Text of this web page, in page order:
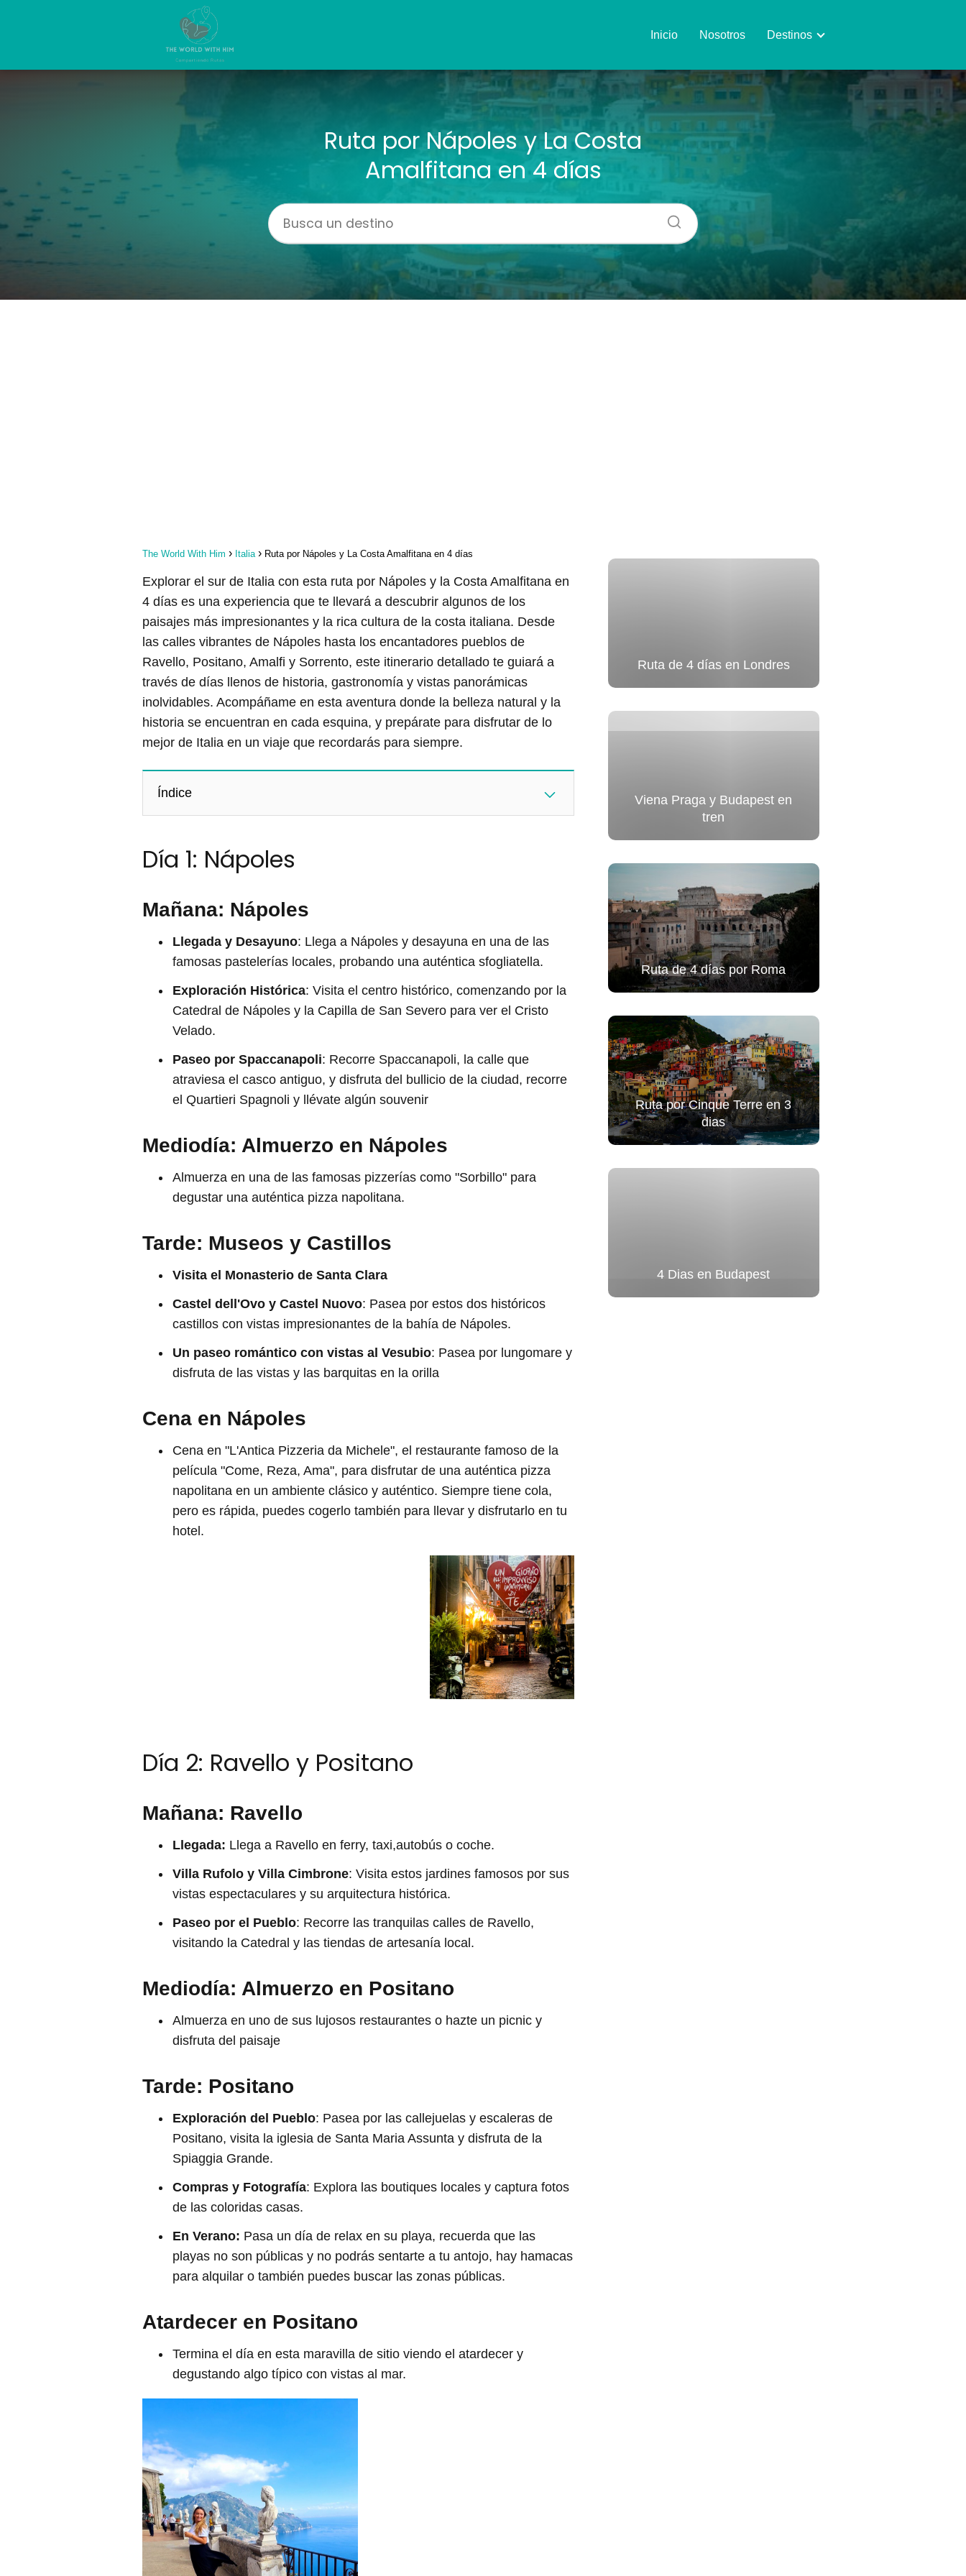
Inicio Nosotros Destinos
Ruta por Nápoles y La Costa
Amalfitana en 4 días
The World With Him Italia Ruta por Nápoles y La Costa Amalfitana en 4 días
Explorar el sur de Italia con esta ruta por Nápoles y la Costa Amalfitana en
4 días es una experiencia que te llevará a descubrir algunos de los
paisajes más impresionantes y la rica cultura de la costa italiana. Desde
las calles vibrantes de Nápoles hasta los encantadores pueblos de
Ravello, Positano, Amalfi y Sorrento, este itinerario detallado te guiará a
través de días llenos de historia, gastronomía y vistas panorámicas
inolvidables. Acompáñame en esta aventura donde la belleza natural y la
historia se encuentran en cada esquina, y prepárate para disfrutar de lo
mejor de Italia en un viaje que recordarás para siempre.
Índice
Día 1: Nápoles
Mañana: Nápoles
Llegada y Desayuno: Llega a Nápoles y desayuna en una de las
famosas pastelerías locales, probando una auténtica sfogliatella.
Exploración Histórica: Visita el centro histórico, comenzando por la
Catedral de Nápoles y la Capilla de San Severo para ver el Cristo
Velado.
Paseo por Spaccanapoli: Recorre Spaccanapoli, la calle que
atraviesa el casco antiguo, y disfruta del bullicio de la ciudad, recorre
el Quartieri Spagnoli y llévate algún souvenir
Mediodía: Almuerzo en Nápoles
Almuerza en una de las famosas pizzerías como "Sorbillo" para
degustar una auténtica pizza napolitana.
Tarde: Museos y Castillos
Visita el Monasterio de Santa Clara
Castel dell'Ovo y Castel Nuovo: Pasea por estos dos históricos
castillos con vistas impresionantes de la bahía de Nápoles.
Un paseo romántico con vistas al Vesubio: Pasea por lungomare y
disfruta de las vistas y las barquitas en la orilla
Cena en Nápoles
Cena en "L'Antica Pizzeria da Michele", el restaurante famoso de la
película "Come, Reza, Ama", para disfrutar de una auténtica pizza
napolitana en un ambiente clásico y auténtico. Siempre tiene cola,
pero es rápida, puedes cogerlo también para llevar y disfrutarlo en tu
hotel.
Día 2: Ravello y Positano
Mañana: Ravello
Llegada: Llega a Ravello en ferry, taxi,autobús o coche.
Villa Rufolo y Villa Cimbrone: Visita estos jardines famosos por sus
vistas espectaculares y su arquitectura histórica.
Paseo por el Pueblo: Recorre las tranquilas calles de Ravello,
visitando la Catedral y las tiendas de artesanía local.
Mediodía: Almuerzo en Positano
Almuerza en uno de sus lujosos restaurantes o hazte un picnic y
disfruta del paisaje
Tarde: Positano
Exploración del Pueblo: Pasea por las callejuelas y escaleras de
Positano, visita la iglesia de Santa Maria Assunta y disfruta de la
Spiaggia Grande.
Compras y Fotografía: Explora las boutiques locales y captura fotos
de las coloridas casas.
En Verano: Pasa un día de relax en su playa, recuerda que las
playas no son públicas y no podrás sentarte a tu antojo, hay hamacas
para alquilar o también puedes buscar las zonas públicas.
Atardecer en Positano
Termina el día en esta maravilla de sitio viendo el atardecer y
degustando algo típico con vistas al mar.
Ruta de 4 días en Londres
Viena Praga y Budapest en
tren
Ruta de 4 días por Roma
Ruta por Cinque Terre en 3
dias
4 Dias en Budapest